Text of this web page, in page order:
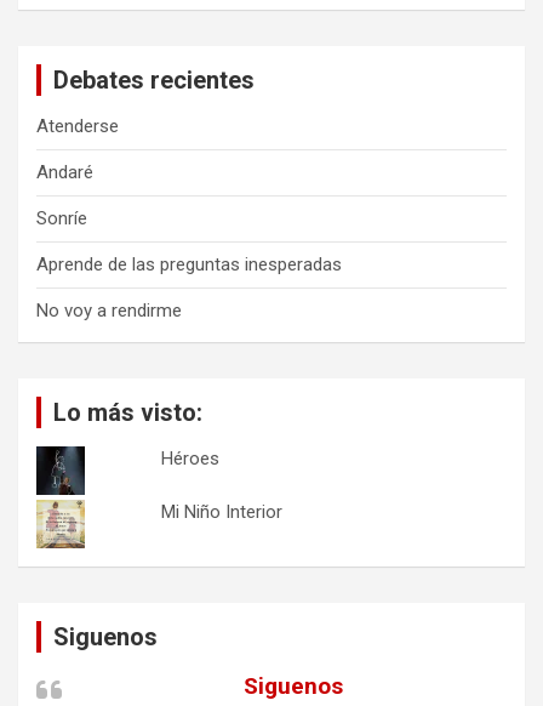
Debates recientes
Atenderse
Andaré
Sonríe
Aprende de las preguntas inesperadas
No voy a rendirme
Lo más visto:
Héroes
Mi Niño Interior
Siguenos
Siguenos